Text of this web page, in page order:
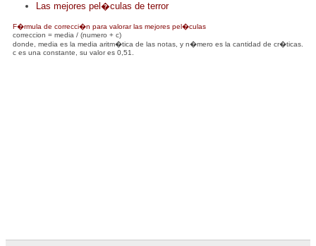
Las mejores pel�culas de terror
F�rmula de correcci�n para valorar las mejores pel�culas
correccion = media / (numero + c)
donde, media es la media aritm�tica de las notas, y n�mero es la cantidad de cr�ticas.
c es una constante, su valor es 0,51.